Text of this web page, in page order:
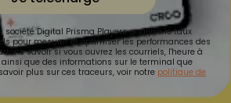
société Digital Prisma Players analyse le taux
pour mesurer et optimiser les performances des
savoir si vous ouvrez les courriels, l'heure à
que des informations sur le terminal que
plus sur ces traceurs, voir notre politique de